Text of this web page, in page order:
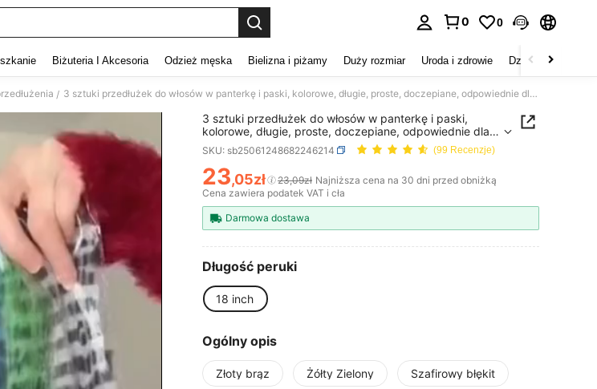
0 0
Biżuteria I Akcesoria Odzież męska Bielizna i piżamy Duży rozmiar Uroda i zdrowie Dzieci
/ 3 sztuki przedłużek do włosów w panterkę i paski, kolorowe, długie, proste, doczepiane, odpowiednie dla kobiet i dziewcząt, do noszenia na co dzień, na imprezy, Halloween i inne święta
3 sztuki przedłużek do włosów w panterkę i paski,
kolorowe, długie, proste, doczepiane, odpowiednie dla
kobiet i dziewcząt, do noszenia na co dzień, na imprezy,
Halloween i inne święta
SKU: sb25061248682246214 (99 Recenzje)
PRICE AND AVAILABILITY
23,05zł 23,09zł Najniższa cena na 30 dni przed obniżką
Cena zawiera podatek VAT i cła
Darmowa dostawa
Długość peruki
18 inch
Ogólny opis
Złoty brąz Żółty Zielony Szafirowy błękit